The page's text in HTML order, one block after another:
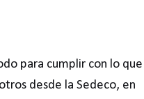
para cumplir con lo que
desde la Sedeco, en